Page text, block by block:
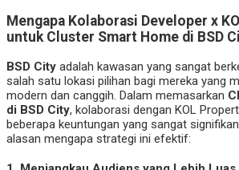
Mengapa Kolaborasi Developer x
untuk Cluster Smart Home di BSD
BSD City adalah kawasan yang sangat
salah satu lokasi pilihan bagi mereka yang
modern dan canggih. Dalam memasarkan
di BSD City, kolaborasi dengan KOL
beberapa keuntungan yang sangat
alasan mengapa strategi ini efektif: